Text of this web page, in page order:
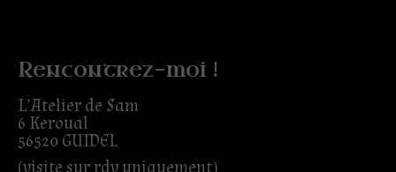
Rencontrez-moi !
L’Atelier de Sam
6 Keroual
56520 GUIDEL